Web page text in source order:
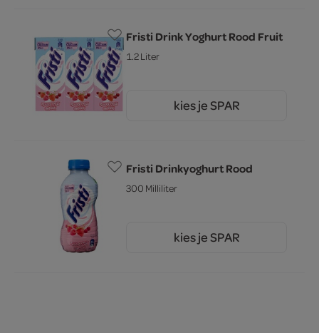
Fristi Drink Yoghurt Rood Fruit
1.2 Liter
kies je SPAR
Fristi Drinkyoghurt Rood
300 Milliliter
kies je SPAR